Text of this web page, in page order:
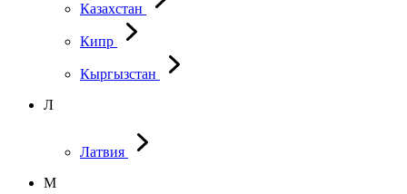
Казахстан
Кипр
Кыргызстан
Л
Латвия
М